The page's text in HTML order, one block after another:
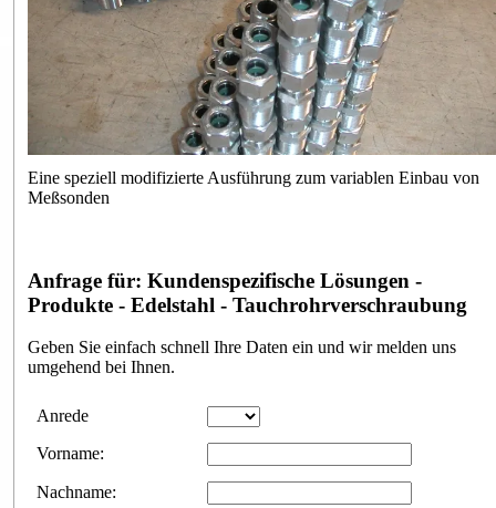
Eine speziell modifizierte Ausführung zum variablen Einbau von
Meßsonden
Anfrage für: Kundenspezifische Lösungen -
Produkte - Edelstahl - Tauchrohrverschraubung
Geben Sie einfach schnell Ihre Daten ein und wir melden uns
umgehend bei Ihnen.
Anrede
Vorname:
Nachname:
Anfrageformular